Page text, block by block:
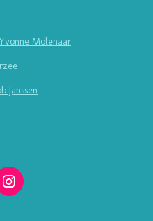
Molenaar
Janssen
I
N
S